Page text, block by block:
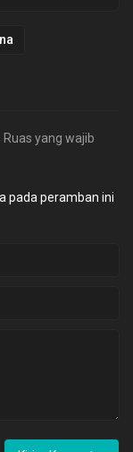
Ruas yang wajib
pada peramban ini